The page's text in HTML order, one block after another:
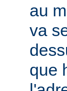
au
va
que